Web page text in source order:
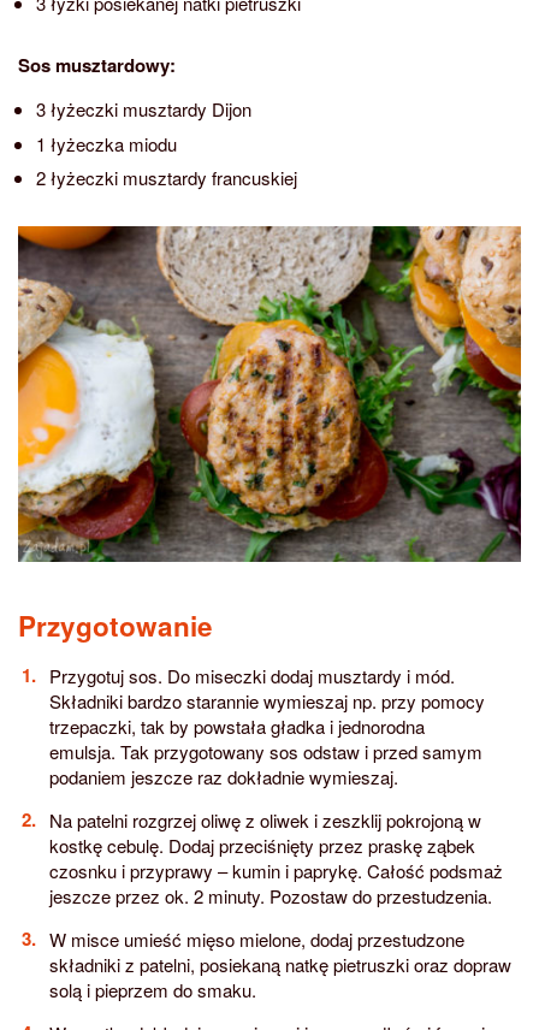
Sos musztardowy:
3 łyżeczki musztardy Dijon
1 łyżeczka miodu
2 łyżeczki musztardy francuskiej
Przygotowanie
Przygotuj sos. Do miseczki dodaj musztardy i mód.
Składniki bardzo starannie wymieszaj np. przy pomocy
trzepaczki, tak by powstała gładka i jednorodna
emulsja. Tak przygotowany sos odstaw i przed samym
podaniem jeszcze raz dokładnie wymieszaj.
Na patelni rozgrzej oliwę z oliwek i zeszklij pokrojoną w
kostkę cebulę. Dodaj przeciśnięty przez praskę ząbek
czosnku i przyprawy – kumin i paprykę. Całość podsmaż
jeszcze przez ok. 2 minuty. Pozostaw do przestudzenia.
W misce umieść mięso mielone, dodaj przestudzone
składniki z patelni, posiekaną natkę pietruszki oraz dopraw
solą i pieprzem do smaku.